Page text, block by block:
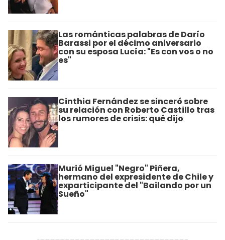
Las románticas palabras de Darío
Barassi por el décimo aniversario
con su esposa Lucía: "Es con vos o no
es"
Cinthia Fernández se sinceró sobre
su relación con Roberto Castillo tras
los rumores de crisis: qué dijo
Murió Miguel "Negro" Piñera,
hermano del expresidente de Chile y
exparticipante del "Bailando por un
Sueño"